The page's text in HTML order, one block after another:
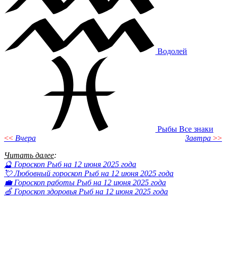
Водолей
Рыбы Все знаки
<< Вчера Завтра >>
Читать далее:
🔮 Гороскоп Рыб на 12 июня 2025 года
💘 Любовный гороскоп Рыб на 12 июня 2025 года
💼 Гороскоп работы Рыб на 12 июня 2025 года
🍏 Гороскоп здоровья Рыб на 12 июня 2025 года